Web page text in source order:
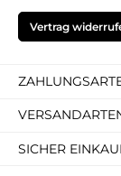
Vertrag
SICHER